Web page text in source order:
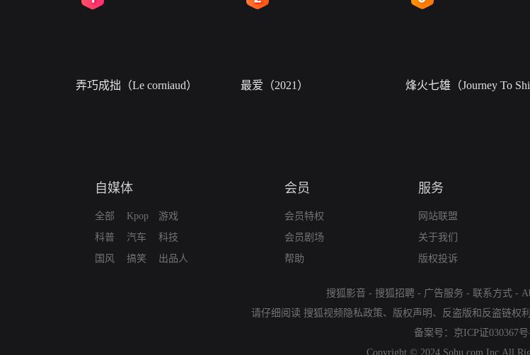
弄巧成拙（Le corniaud） 最爱（2021） 烽火七雄（Journey To
自媒体
全部
科普
国风
Kpop
汽车
搞笑
游戏
科技
出品人
会员
会员特权
会员剧场
帮助
服务
网站联盟
关于我们
版权投诉
搜狐影音 - 搜狐招聘 - 广告服务 - 联系方式 -
请仔细阅读 搜狐视频隐私政策、 版权声明 、 反盗版和反盗链权
备案号： 京ICP证030367号
Copyright © 2024 Sohu.com Inc.All